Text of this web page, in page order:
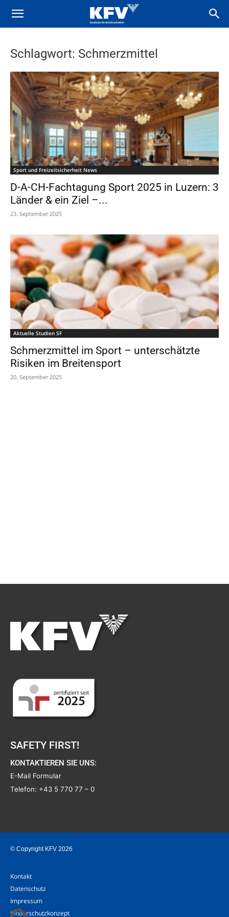
Schlagwort: Schmerzmittel
Sport und Freizeitsicherheit News
D-A-CH-Fachtagung Sport 2025 in Luzern: 3
Länder & ein Ziel –...
23. September 2025
Aktuelle Studien SF
Schmerzmittel im Sport – unterschätzte
Risiken im Breitensport
20. September 2025
SAFETY FIRST!
KONTAKTIEREN SIE UNS:
E-Mail Formular
Telefon: +43 5 770 77 – 0
© Copyright KFV 2026
Kontakt
Datenschutz
Impressum
Kinderschutzkonzept